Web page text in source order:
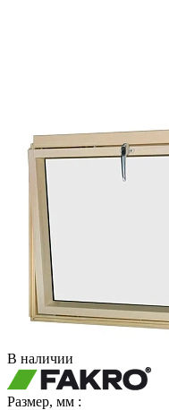
В наличии
Размер, мм :